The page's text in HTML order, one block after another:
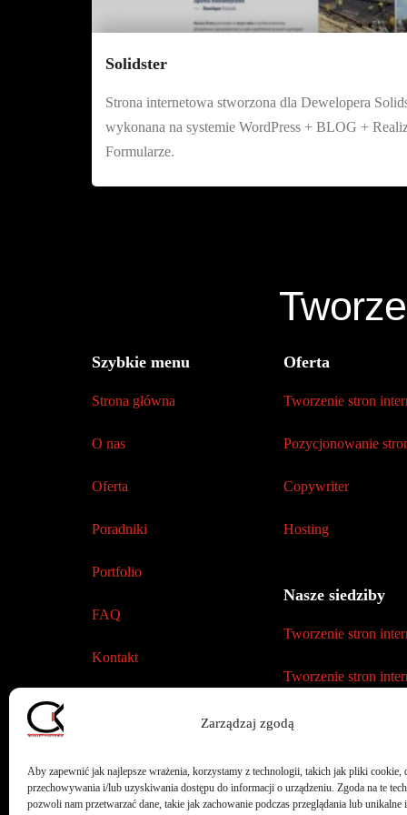
Zarządzaj zgodą
Aby zapewnić jak najlepsze wrażenia, korzystamy z technologii, takich jak pliki cookie,
przechowywania i/lub uzyskiwania dostępu do informacji o urządzeniu. Zgoda na te
pozwoli nam przetwarzać dane, takie jak zachowanie podczas przeglądania lub
Solidster
Strona internetowa stworzona dla Dewelopera
wykonana na systemie WordPress + BLOG +
Formularze.
Szybkie menu
Strona główna
O nas
Oferta
Poradniki
Portfolio
FAQ
Kontakt
Zasady bezpieczeństwa
Polityka plików cookies (EU)
Oferta
Tworzenie stron
Pozycjonowanie
Copywriter
Hosting
Nasze siedziby
Tworzenie stron
Tworzenie stron
Tworzenie stron